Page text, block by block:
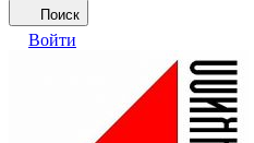
Поиск
Войти